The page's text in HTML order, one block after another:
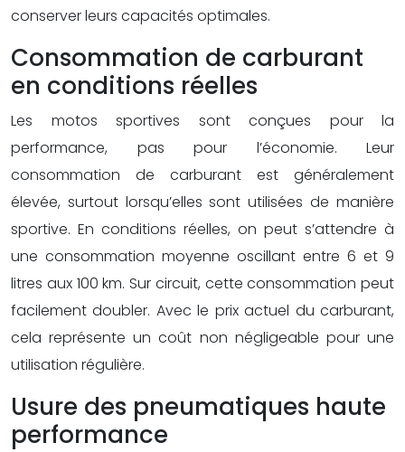
conserver leurs capacités optimales.
Consommation de carburant
en conditions réelles
Les motos sportives sont conçues pour la
performance, pas pour l’économie. Leur
consommation de carburant est généralement
élevée, surtout lorsqu’elles sont utilisées de manière
sportive. En conditions réelles, on peut s’attendre à
une consommation moyenne oscillant entre 6 et 9
litres aux 100 km. Sur circuit, cette consommation peut
facilement doubler. Avec le prix actuel du carburant,
cela représente un coût non négligeable pour une
utilisation régulière.
Usure des pneumatiques haute
performance